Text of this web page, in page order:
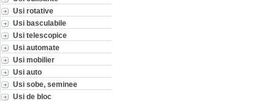
Usi rotative
Usi basculabile
Usi telescopice
Usi automate
Usi mobilier
Usi auto
Usi sobe, seminee
Usi de bloc